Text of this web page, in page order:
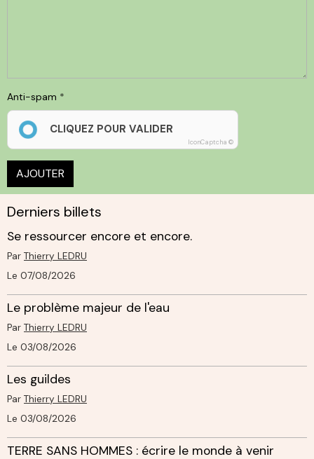
Anti-spam
CLIQUEZ POUR VALIDER
IconCaptcha ©
AJOUTER
Derniers billets
Se ressourcer encore et encore.
Par Thierry LEDRU
Le 07/08/2026
Le problème majeur de l'eau
Par Thierry LEDRU
Le 03/08/2026
Les guildes
Par Thierry LEDRU
Le 03/08/2026
TERRE SANS HOMMES : écrire le monde à venir